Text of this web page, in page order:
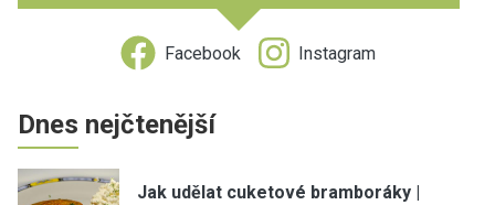
Facebook Instagram
Dnes nejčtenější
Jak udělat cuketové bramboráky |